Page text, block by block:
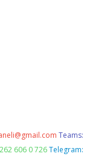
Teams:
606 0 726 Telegram: